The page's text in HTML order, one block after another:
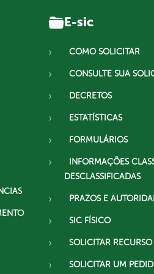
E-sic
COMO SOLICITAR
CONSULTE SUA
DECRETOS
ESTATÍSTICAS
FORMULÁRIOS
INFORMAÇÕES
DESCLASSIFICADAS
PRAZOS E
SIC FÍSICO
SOLICITAR RECURSO
SOLICITAR UM